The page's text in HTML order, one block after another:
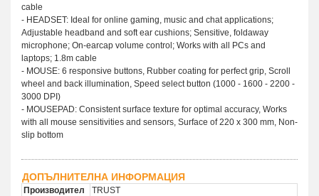
cable
- HEADSET: Ideal for online gaming, music and chat applications;
Adjustable headband and soft ear cushions; Sensitive, foldaway
microphone; On-earcap volume control; Works with all PCs and
laptops; 1.8m cable
- MOUSE: 6 responsive buttons, Rubber coating for perfect grip, Scroll
wheel and back illumination, Speed select button (1000 - 1600 - 2200 -
3000 DPI)
- MOUSEPAD: Consistent surface texture for optimal accuracy, Works
with all mouse sensitivities and sensors, Surface of 220 x 300 mm, Non-
slip bottom
ДОПЪЛНИТЕЛНА ИНФОРМАЦИЯ
Производител
TRUST